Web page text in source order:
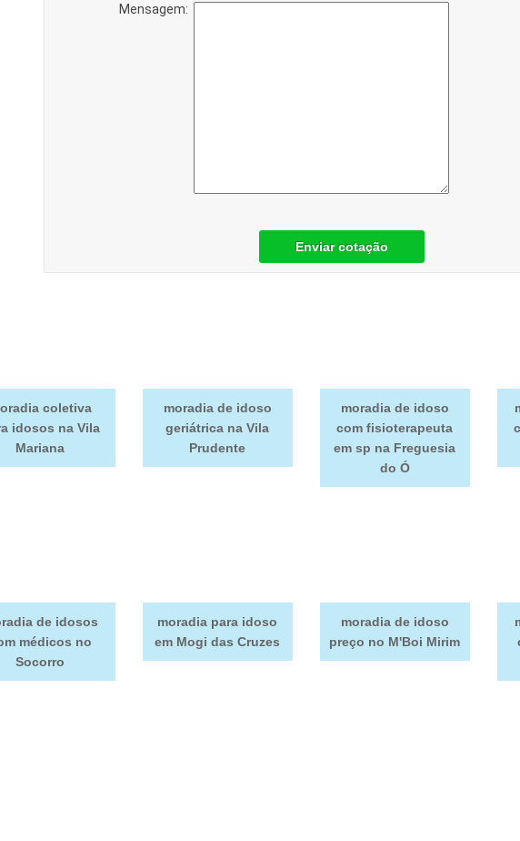
Mensagem:
Enviar cotação
coletiva
idosos na Vila
Mariana
moradia de idoso
geriátrica na Vila
Prudente
moradia de idoso
com fisioterapeuta
em sp na Freguesia
do Ó
de idosos
médicos no
Socorro
moradia para idoso
em Mogi das Cruzes
moradia de idoso
preço no M'Boi Mirim